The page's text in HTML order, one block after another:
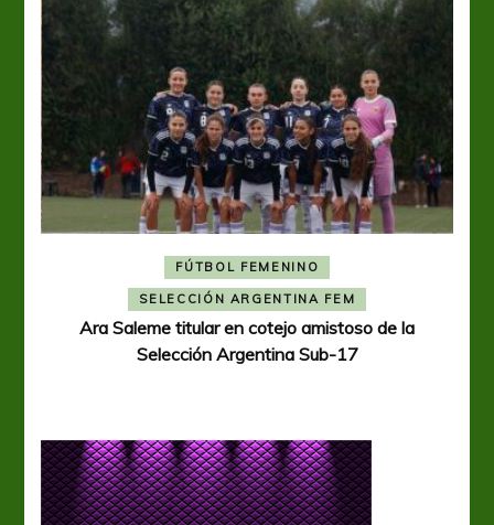
FÚTBOL FEMENINO
SELECCIÓN ARGENTINA FEM
Ara Saleme titular en cotejo amistoso de la
Selección Argentina Sub-17